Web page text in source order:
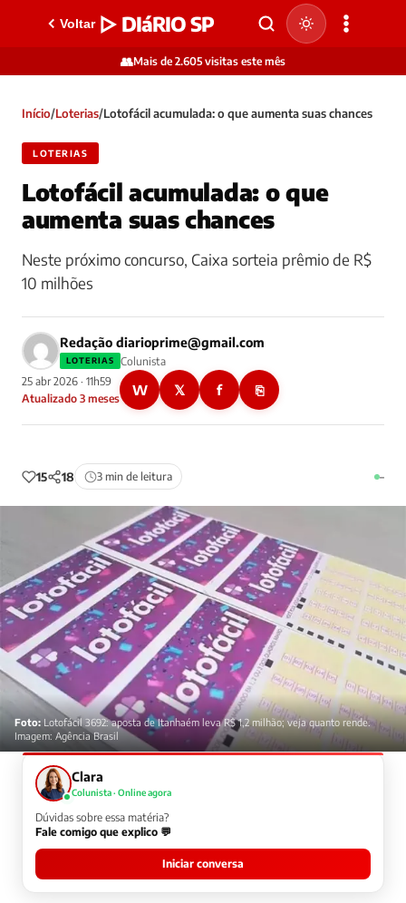
Voltar ▷ DIáRIO SP
👥Mais de 2.605 visitas este mês
Início/Loterias/Lotofácil acumulada: o que aumenta suas chances
LOTERIAS
Lotofácil acumulada: o que
aumenta suas chances
Neste próximo concurso, Caixa sorteia prêmio de R$
10 milhões
Redação diarioprime@gmail.com
LOTERIAS
Colunista
25 abr 2026 · 11h59
Atualizado 3 meses
W 𝕏 f ⎘
15 18 3 min de leitura –
Foto: Lotofácil 3692: aposta de Itanhaém leva R$ 1,2 milhão; veja quanto rende.
Imagem: Agência Brasil
Clara
Colunista · Online agora
Dúvidas sobre essa matéria?
Fale comigo que explico 💬
Iniciar conversa